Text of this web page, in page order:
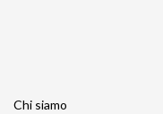
Chi siamo